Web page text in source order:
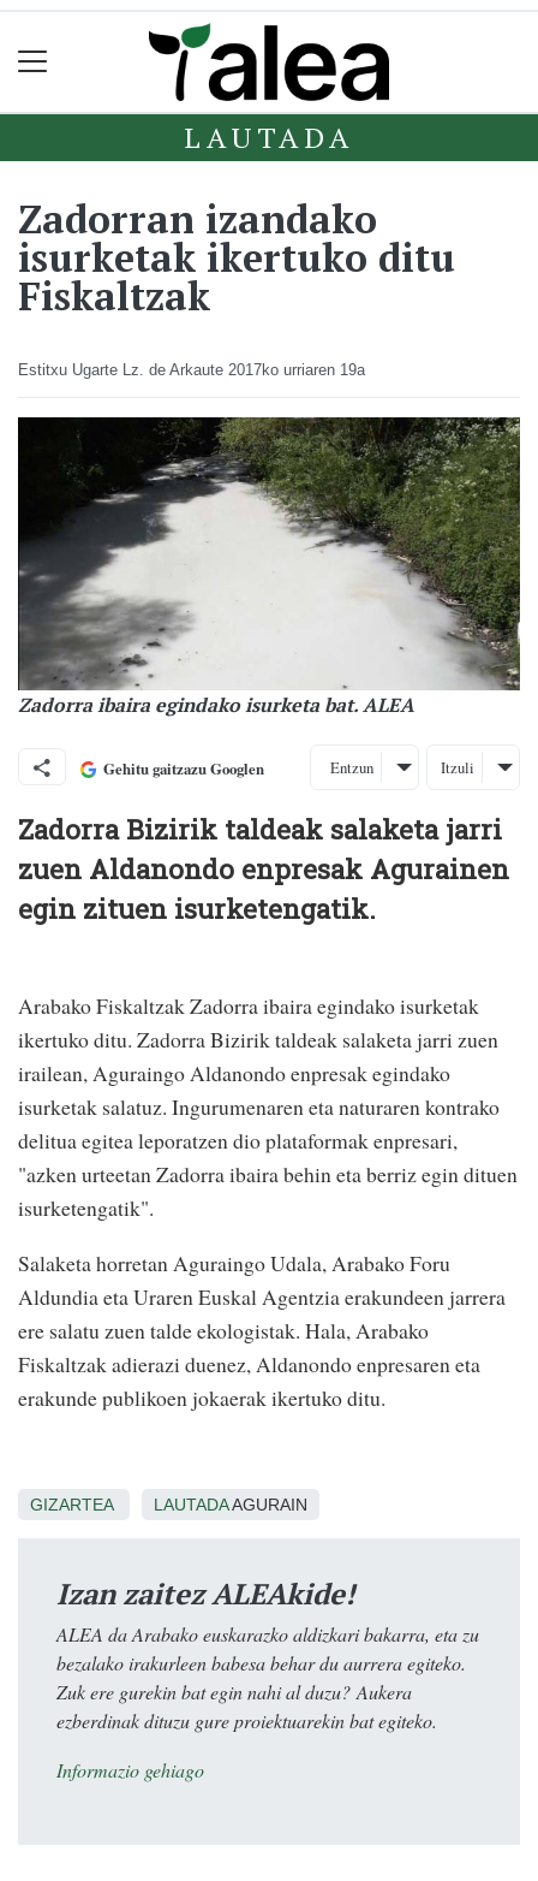
LAUTADA
Zadorran izandako
isurketak ikertuko ditu
Fiskaltzak
Estitxu Ugarte Lz. de Arkaute 2017ko urriaren 19a
Zadorra ibaira egindako isurketa bat. ALEA
Gehitu gaitzazu Googlen Entzun Itzuli
Zadorra Bizirik taldeak salaketa jarri
zuen Aldanondo enpresak Agurainen
egin zituen isurketengatik.
Arabako Fiskaltzak Zadorra ibaira egindako isurketak
ikertuko ditu. Zadorra Bizirik taldeak salaketa jarri zuen
irailean, Aguraingo Aldanondo enpresak egindako
isurketak salatuz. Ingurumenaren eta naturaren kontrako
delitua egitea leporatzen dio plataformak enpresari,
"azken urteetan Zadorra ibaira behin eta berriz egin dituen
isurketengatik".
Salaketa horretan Aguraingo Udala, Arabako Foru
Aldundia eta Uraren Euskal Agentzia erakundeen jarrera
ere salatu zuen talde ekologistak. Hala, Arabako
Fiskaltzak adierazi duenez, Aldanondo enpresaren eta
erakunde publikoen jokaerak ikertuko ditu.
GIZARTEA LAUTADAAGURAIN
Izan zaitez ALEAkide!
ALEA da Arabako euskarazko aldizkari bakarra, eta zu
bezalako irakurleen babesa behar du aurrera egiteko.
Zuk ere gurekin bat egin nahi al duzu? Aukera
ezberdinak dituzu gure proiektuarekin bat egiteko.
Informazio gehiago